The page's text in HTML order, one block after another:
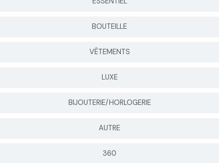
BOUTEILLE
VÊTEMENTS
LUXE
BIJOUTERIE/HORLOGERIE
AUTRE
360